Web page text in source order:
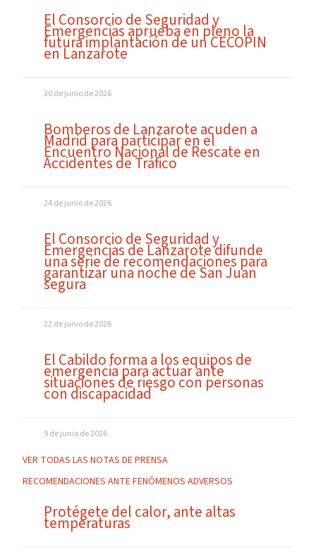
El Consorcio de Seguridad y
Emergencias aprueba en pleno la
futura implantación de un CECOPIN
en Lanzarote
30 de junio de 2026
Bomberos de Lanzarote acuden a
Madrid para participar en el
Encuentro Nacional de Rescate en
Accidentes de Tráfico
24 de junio de 2026
El Consorcio de Seguridad y
Emergencias de Lanzarote difunde
una serie de recomendaciones para
garantizar una noche de San Juan
segura
22 de junio de 2026
El Cabildo forma a los equipos de
emergencia para actuar ante
situaciones de riesgo con personas
con discapacidad
9 de junio de 2026
VER TODAS LAS NOTAS DE PRENSA
RECOMENDACIONES ANTE FENÓMENOS ADVERSOS
Protégete del calor, ante altas
temperaturas